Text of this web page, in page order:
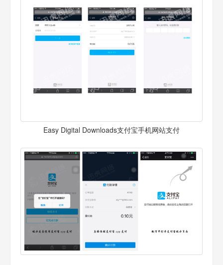
Easy Digital Downloads支付宝手机网站支付